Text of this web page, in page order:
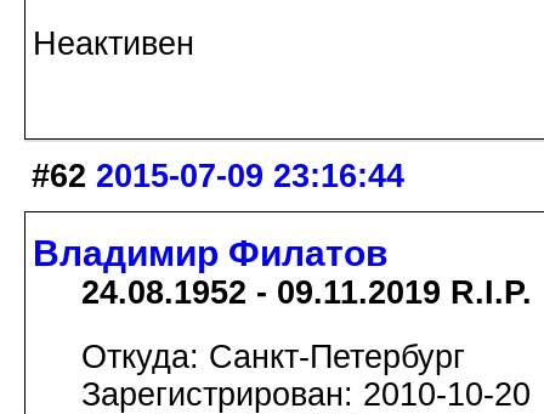
Неактивен
#62 2015-07-09 23:16:44
Владимир Филатов
24.08.1952 - 09.11.2019 R.I.P.
Откуда: Санкт-Петербург
Зарегистрирован: 2010-10-20